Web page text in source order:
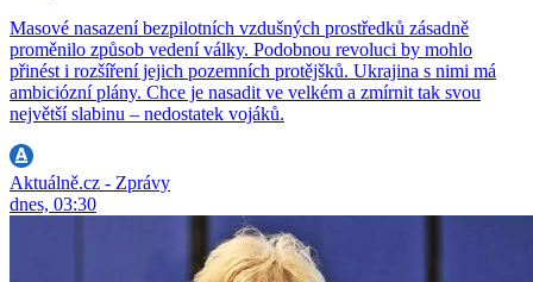
Masové nasazení bezpilotních vzdušných prostředků zásadně
proměnilo způsob vedení války. Podobnou revoluci by mohlo
přinést i rozšíření jejich pozemních protějšků. Ukrajina s nimi má
ambiciózní plány. Chce je nasadit ve velkém a zmírnit tak svou
největší slabinu – nedostatek vojáků.
Aktuálně.cz - Zprávy
dnes, 03:30